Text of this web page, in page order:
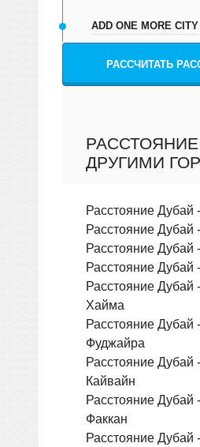
ADD ONE MORE CITY
РАССЧИТАТЬ
ДРУГИМИ
Расстояние Дубай
Расстояние
Расстояние Дубай
Расстояние Дубай
Расстояние Дубай
Хайма
Расстояние Дубай
Фуджайра
Расстояние Дубай
Кайвайн
Расстояние Дубай
Факкан
Расстояние Дубай